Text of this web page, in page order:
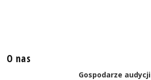
O nas
Gospodarze audycji